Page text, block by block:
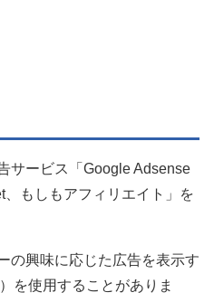
サービス「Google Adsense
もしもアフィリエイト」を
の興味に応じた広告を表示す
を使用することがありま